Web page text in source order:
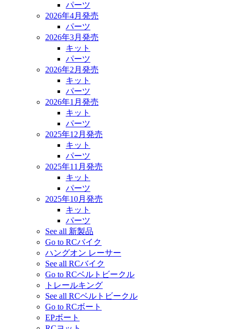
パーツ
2026年4月発売
パーツ
2026年3月発売
キット
パーツ
2026年2月発売
キット
パーツ
2026年1月発売
キット
パーツ
2025年12月発売
キット
パーツ
2025年11月発売
キット
パーツ
2025年10月発売
キット
パーツ
See all 新製品
Go to RCバイク
ハングオン レーサー
See all RCバイク
Go to RCベルトビークル
トレールキング
See all RCベルトビークル
Go to RCボート
EPボート